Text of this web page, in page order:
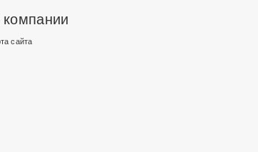
сайта